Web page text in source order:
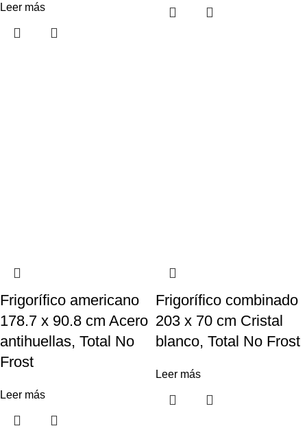
Leer más
Frigorífico americano
178.7 x 90.8 cm Acero
antihuellas, Total No
Frost
Leer más
Frigorífico combinado
203 x 70 cm Cristal
blanco, Total No Frost
Leer más